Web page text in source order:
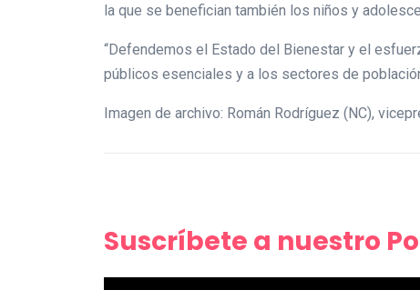
la que se benefician también los niños y
“Defendemos el Estado del Bienestar y el
públicos esenciales y a los sectores de
Imagen de archivo: Román Rodríguez (NC),
Suscríbete a nuestro